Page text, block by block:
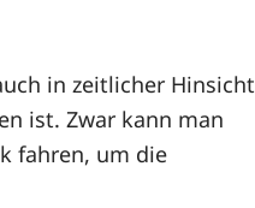
in zeitlicher Hinsicht
ist. Zwar kann man
fahren, um die